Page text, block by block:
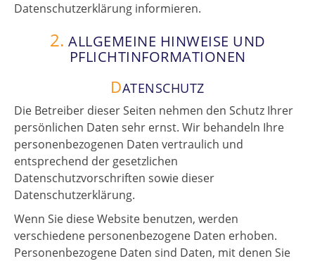
Datenschutzerklärung informieren.
2. ALLGEMEINE HINWEISE UND
PFLICHTINFORMATIONEN
DATENSCHUTZ
Die Betreiber dieser Seiten nehmen den Schutz Ihrer
persönlichen Daten sehr ernst. Wir behandeln Ihre
personenbezogenen Daten vertraulich und
entsprechend der gesetzlichen
Datenschutzvorschriften sowie dieser
Datenschutzerklärung.
Wenn Sie diese Website benutzen, werden
verschiedene personenbezogene Daten erhoben.
Personenbezogene Daten sind Daten, mit denen Sie